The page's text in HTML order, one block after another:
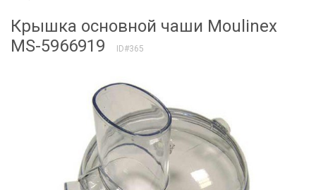
Крышка основной чаши Moulinex
MS-5966919​
ID#365